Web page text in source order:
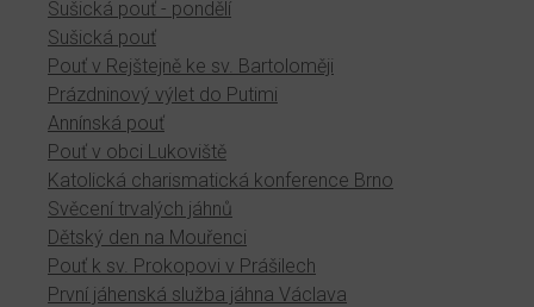
Sušická pouť - pondělí
Sušická pouť
Pouť v Rejštejně ke sv. Bartoloměji
Prázdninový výlet do Putimi
Annínská pouť
Pouť v obci Lukoviště
Katolická charismatická konference Brno
Svěcení trvalých jáhnů
Dětský den na Mouřenci
Pouť k sv. Prokopovi v Prášilech
První jáhenská služba jáhna Václava